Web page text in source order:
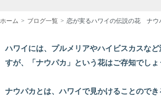
ホーム ブログ一覧 恋が実るハワイの伝説の花 ナウ
ハワイには、プルメリアやハイビスカスなど
すが、「ナウパカ」という花はご存知でしょ
ナウパカとは、ハワイで見かけることので